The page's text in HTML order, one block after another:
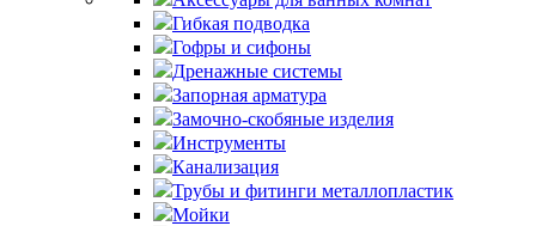
Гибкая подводка
Гофры и сифоны
Дренажные системы
Запорная арматура
Замочно-скобяные изделия
Инструменты
Канализация
Трубы и фитинги металлопластик
Мойки